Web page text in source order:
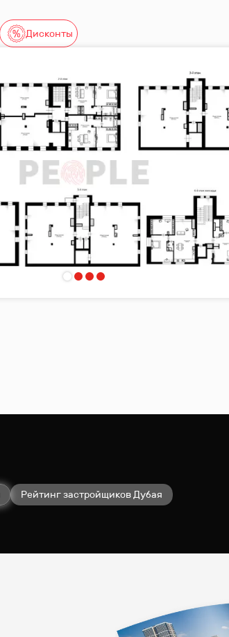
Дисконты
Рейтинг застройщиков Дубая